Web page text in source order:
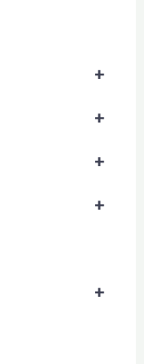
+
+
+
+
+